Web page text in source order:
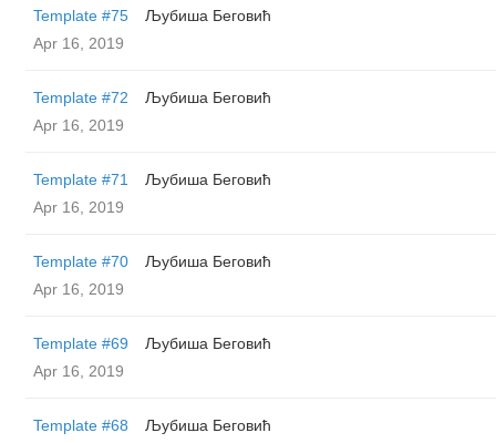
Template #75
Љубиша Беговић
Apr 16, 2019
Template #72
Љубиша Беговић
Apr 16, 2019
Template #71
Љубиша Беговић
Apr 16, 2019
Template #70
Љубиша Беговић
Apr 16, 2019
Template #69
Љубиша Беговић
Apr 16, 2019
Template #68
Љубиша Беговић